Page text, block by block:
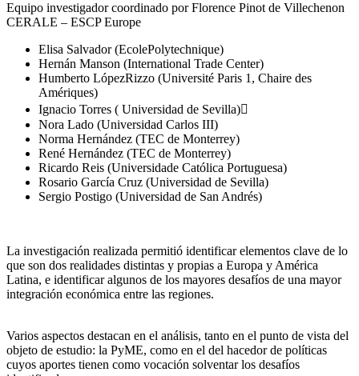
Equipo investigador coordinado por Florence Pinot de Villechenon
CERALE – ESCP Europe
Elisa Salvador (EcolePolytechnique)
Hernán Manson (International Trade Center)
Humberto LópezRizzo (Université Paris 1, Chaire des
Amériques)
Ignacio Torres ( Universidad de Sevilla)
Nora Lado (Universidad Carlos III)
Norma Hernández (TEC de Monterrey)
René Hernández (TEC de Monterrey)
Ricardo Reis (Universidade Católica Portuguesa)
Rosario García Cruz (Universidad de Sevilla)
Sergio Postigo (Universidad de San Andrés)
La investigación realizada permitió identificar elementos clave de lo
que son dos realidades distintas y propias a Europa y América
Latina, e identificar algunos de los mayores desafíos de una mayor
integración económica entre las regiones.
Varios aspectos destacan en el análisis, tanto en el punto de vista del
objeto de estudio: la PyME, como en el del hacedor de políticas
cuyos aportes tienen como vocación solventar los desafíos